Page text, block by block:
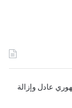
ﻋﺎﺩﻝ ﻭﺇﺯﺍﻟﺔ